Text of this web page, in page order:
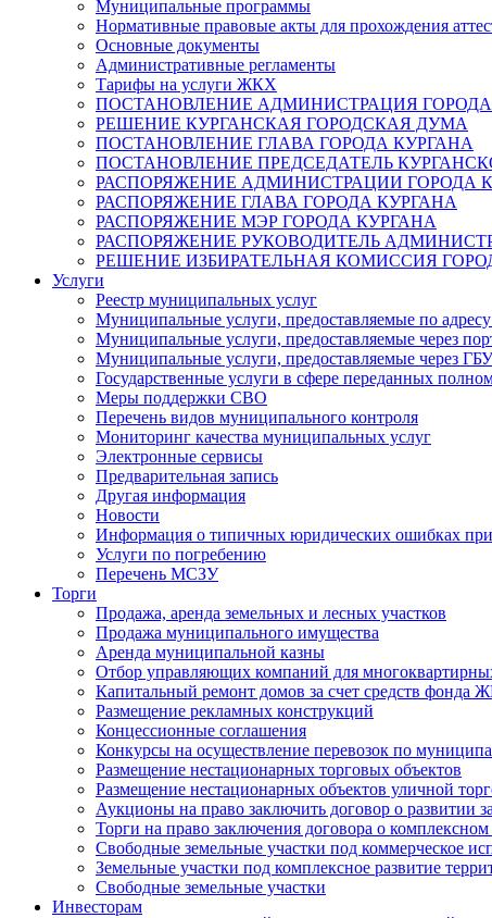
Муниципальные программы
Нормативные правовые акты для прохождения
Основные документы
Административные регламенты
Тарифы на услуги ЖКХ
ПОСТАНОВЛЕНИЕ АДМИНИСТРАЦИЯ ГОРОДА
РЕШЕНИЕ КУРГАНСКАЯ ГОРОДСКАЯ ДУМА
ПОСТАНОВЛЕНИЕ ГЛАВА ГОРОДА КУРГАНА
ПОСТАНОВЛЕНИЕ ПРЕДСЕДАТЕЛЬ
РАСПОРЯЖЕНИЕ АДМИНИСТРАЦИИ ГОРОДА
РАСПОРЯЖЕНИЕ ГЛАВА ГОРОДА КУРГАНА
РАСПОРЯЖЕНИЕ МЭР ГОРОДА КУРГАНА
РАСПОРЯЖЕНИЕ РУКОВОДИТЕЛЬ
РЕШЕНИЕ ИЗБИРАТЕЛЬНАЯ КОМИССИЯ
Услуги
Реестр муниципальных услуг
Муниципальные услуги, предоставляемые по
Муниципальные услуги, предоставляемые через
Муниципальные услуги, предоставляемые через
Государственные услуги в сфере переданных
Меры поддержки СВО
Перечень видов муниципального контроля
Мониторинг качества муниципальных услуг
Электронные сервисы
Предварительная запись
Другая информация
Новости
Информация о типичных юридических ошибках
Услуги по погребению
Перечень МСЗУ
Торги
Продажа, аренда земельных и лесных участков
Продажа муниципального имущества
Аренда муниципальной казны
Отбор управляющих компаний для
Капитальный ремонт домов за счет средств фонда
Размещение рекламных конструкций
Концессионные соглашения
Конкурсы на осуществление перевозок по
Размещение нестационарных торговых объектов
Размещение нестационарных объектов уличной
Аукционы на право заключить договор о развитии
Торги на право заключения договора о
Свободные земельные участки под коммерческое
Земельные участки под комплексное развитие
Свободные земельные участки
Инвесторам